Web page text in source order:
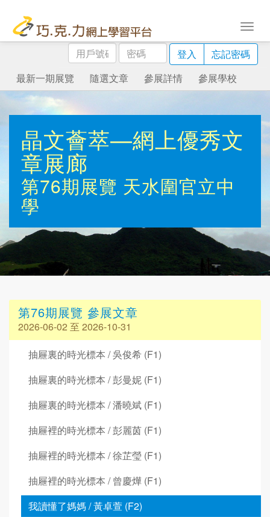
用
戶
號
碼
密
碼
登入
忘記密碼
最新一期展覽
隨選文章 參展詳情 參展學校
晶文薈萃—網上優秀文
章展廊
第76期展覽 天水圍官立中
學
第76期展覽 參展文章
2026-06-02 至 2026-10-31
抽屜裏的時光標本 / 吳俊希 (F1)
抽屜裏的時光標本 / 彭曼妮 (F1)
抽屜裏的時光標本 / 潘曉斌 (F1)
抽屜裡的時光標本 / 彭麗茵 (F1)
抽屜裡的時光標本 / 徐芷瑩 (F1)
抽屜裡的時光標本 / 曾慶燁 (F1)
我讀懂了媽媽 / 黃卓萱 (F2)